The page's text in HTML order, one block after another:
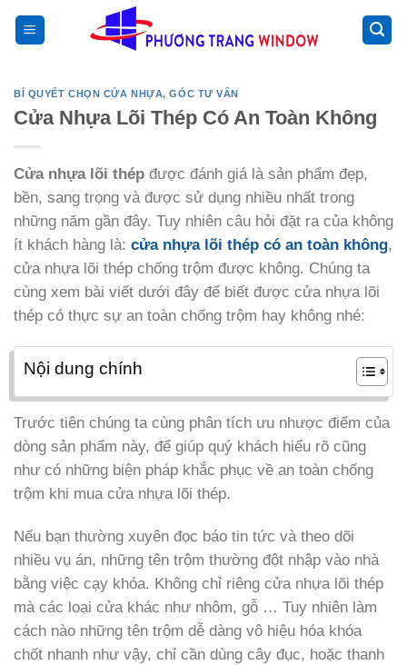
đến
BÍ QUYẾT CHỌN CỬA NHỰA,GÓC TƯ VẤN
Cửa Nhựa Lõi Thép Có An Toàn Không
Cửa nhựa lõi thép được đánh giá là sản phẩm đẹp,
bền, sang trọng và được sử dụng nhiều nhất trong
những năm gần đây. Tuy nhiên câu hỏi đặt ra của không
ít khách hàng là: cửa nhựa lõi thép có an toàn không,
cửa nhựa lõi thép chống trộm được không. Chúng ta
cùng xem bài viết dưới đây để biết được cửa nhựa lõi
thép có thực sự an toàn chống trộm hay không nhé:
Nội dung chính
Trước tiên chúng ta cùng phân tích ưu nhược điểm của
dòng sản phẩm này, để giúp quý khách hiểu rõ cũng
như có những biện pháp khắc phục về an toàn chống
trộm khi mua cửa nhựa lõi thép.
Nếu bạn thường xuyên đọc báo tin tức và theo dõi
nhiều vụ án, những tên trộm thường đột nhập vào nhà
bằng việc cạy khóa. Không chỉ riêng cửa nhựa lõi thép
mà các loại cửa khác như nhôm, gỗ … Tuy nhiên làm
cách nào những tên trộm dễ dàng vô hiệu hóa khóa
chốt nhanh như vậy, chỉ cần dùng cây đục, hoặc thanh